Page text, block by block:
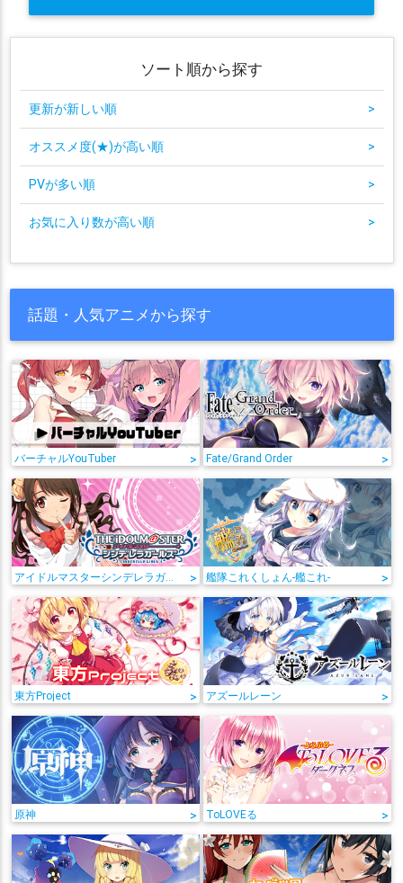
ソート順から探す
更新が新しい順 >
オススメ度(★)が高い順 >
PVが多い順 >
お気に入り数が高い順 >
話題・人気アニメから探す
バーチャルYouTuber > Fate/Grand Order >
アイドルマスターシンデレラガールズ > 艦隊これくしょん-艦これ- >
東方Project > アズールレーン >
原神 > ToLOVEる >